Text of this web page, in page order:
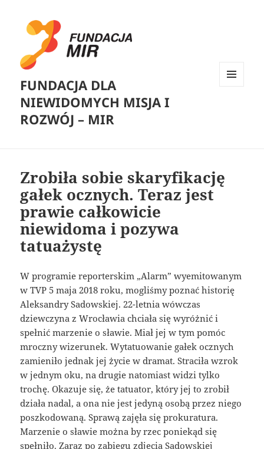
FUNDACJA DLA
NIEWIDOMYCH MISJA I
ROZWÓJ – MIR
Zrobiła sobie skaryfikację
gałek ocznych. Teraz jest
prawie całkowicie
niewidoma i pozywa
tatuażystę
W programie reporterskim „Alarm” wyemitowanym
w TVP 5 maja 2018 roku, mogliśmy poznać historię
Aleksandry Sadowskiej. 22-letnia wówczas
dziewczyna z Wrocławia chciała się wyróżnić i
spełnić marzenie o sławie. Miał jej w tym pomóc
mroczny wizerunek. Wytatuowanie gałek ocznych
zamieniło jednak jej życie w dramat. Straciła wzrok
w jednym oku, na drugie natomiast widzi tylko
trochę. Okazuje się, że tatuator, który jej to zrobił
działa nadal, a ona nie jest jedyną osobą przez niego
poszkodowaną. Sprawą zajęła się prokuratura.
Marzenie o sławie można by rzec poniekąd się
spełniło. Zaraz po zabiegu zdjęcia Sadowskiej